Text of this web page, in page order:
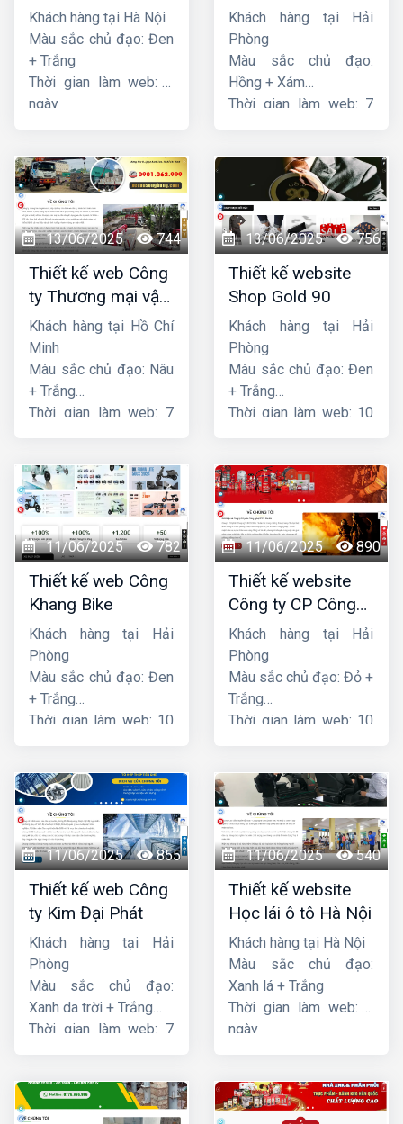
Thương mại Five-
Star
Khách hàng tại Hà Nội
Màu sắc chủ đạo: Đen
+ Trắng
Thời gian làm web: 7
ngày
dịch vụ hàng hải
Sen
Khách hàng tại Hải
Phòng
Màu sắc chủ đạo:
Hồng + Xám
Thời gian làm web: 7
13/06/2025 744
Thiết kế web Công
ty Thương mại vận
tải Song Bằng
Khách hàng tại Hồ Chí
Minh
Màu sắc chủ đạo: Nâu
+ Trắng
Thời gian làm web: 7
13/06/2025 756
Thiết kế website
Shop Gold 90
Khách hàng tại Hải
Phòng
Màu sắc chủ đạo: Đen
+ Trắng
Thời gian làm web: 10
11/06/2025 782
Thiết kế web Công
Khang Bike
Khách hàng tại Hải
Phòng
Màu sắc chủ đạo: Đen
+ Trắng
Thời gian làm web: 10
11/06/2025 890
Thiết kế website
Công ty CP Công
nghệ PCCC Bắc Hà
Khách hàng tại Hải
Phòng
Màu sắc chủ đạo: Đỏ +
Trắng
Thời gian làm web: 10
11/06/2025 855
Thiết kế web Công
ty Kim Đại Phát
Khách hàng tại Hải
Phòng
Màu sắc chủ đạo:
Xanh da trời + Trắng
Thời gian làm web: 7
11/06/2025 540
Thiết kế website
Học lái ô tô Hà Nội
Khách hàng tại Hà Nội
Màu sắc chủ đạo:
Xanh lá + Trắng
Thời gian làm web: 7
ngày